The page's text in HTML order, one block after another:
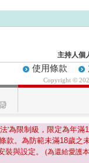
主持人個
使用條款
Copyright ©
'為限制級，限定為年滿
款。為防範未滿18歲之
裝與設定。 (為還給愛護